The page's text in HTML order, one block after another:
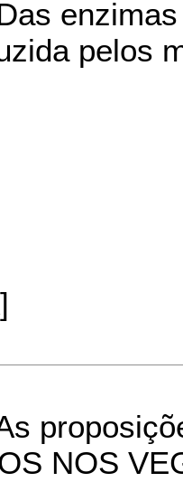
pelos
NOS